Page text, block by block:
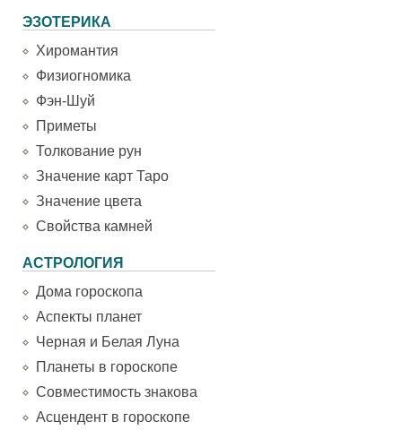
ЭЗОТЕРИКА
Хиромантия
Физиогномика
Фэн-Шуй
Приметы
Толкование рун
Значение карт Таро
Значение цвета
Свойства камней
АСТРОЛОГИЯ
Дома гороскопа
Аспекты планет
Черная и Белая Луна
Планеты в гороскопе
Совместимость знакова
Асцендент в гороскопе